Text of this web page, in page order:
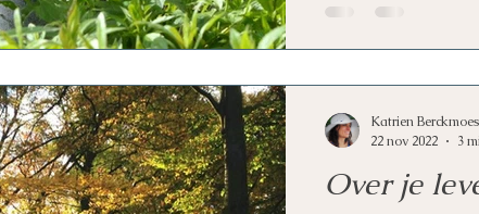
Over je
Katrien Berckmoes
22 nov 2022
3